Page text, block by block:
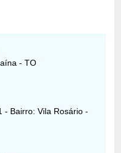
- TO
- Bairro: Vila Rosário -